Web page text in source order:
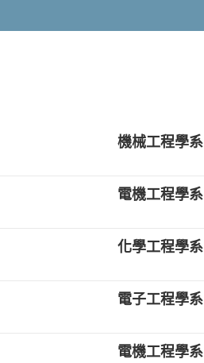
機械工程學系
電機工程學系
化學工程學系
電子工程學系
電機工程學系